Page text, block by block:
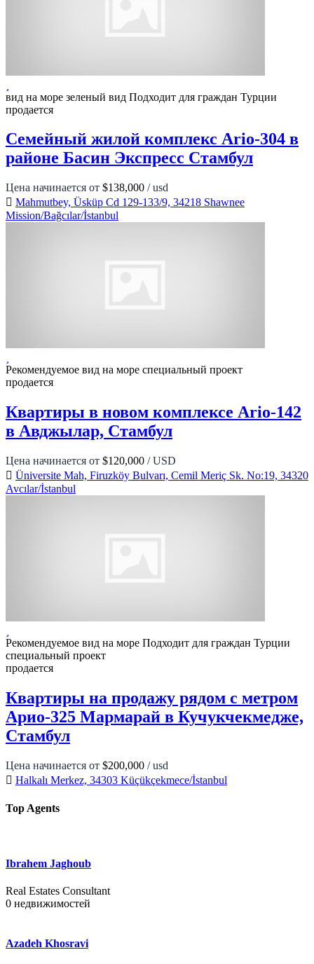
вид на море зеленый вид Подходит для граждан Турции
продается
Семейный жилой комплекс Ario-304 в
районе Басин Экспресс Стамбул
Цена начинается от $138,000 / usd
Mahmutbey, Üsküp Cd 129-133/9, 34218 Shawnee
Mission/Bağcılar/İstanbul
Рекомендуемое вид на море специальный проект
продается
Квартиры в новом комплексе Ario-142
в Авджылар, Стамбул
Цена начинается от $120,000 / USD
Üniversite Mah, Firuzköy Bulvarı, Cemil Meriç Sk. No:19, 34320
Avcılar/İstanbul
Рекомендуемое вид на море Подходит для граждан Турции
специальный проект
продается
Квартиры на продажу рядом с метром
Арио-325 Мармарай в Кучукчекмедже,
Стамбул
Цена начинается от $200,000 / usd
Halkalı Merkez, 34303 Küçükçekmece/İstanbul
Top Agents
Ibrahem Jaghoub
Real Estates Consultant
0 недвижимостей
Azadeh Khosravi